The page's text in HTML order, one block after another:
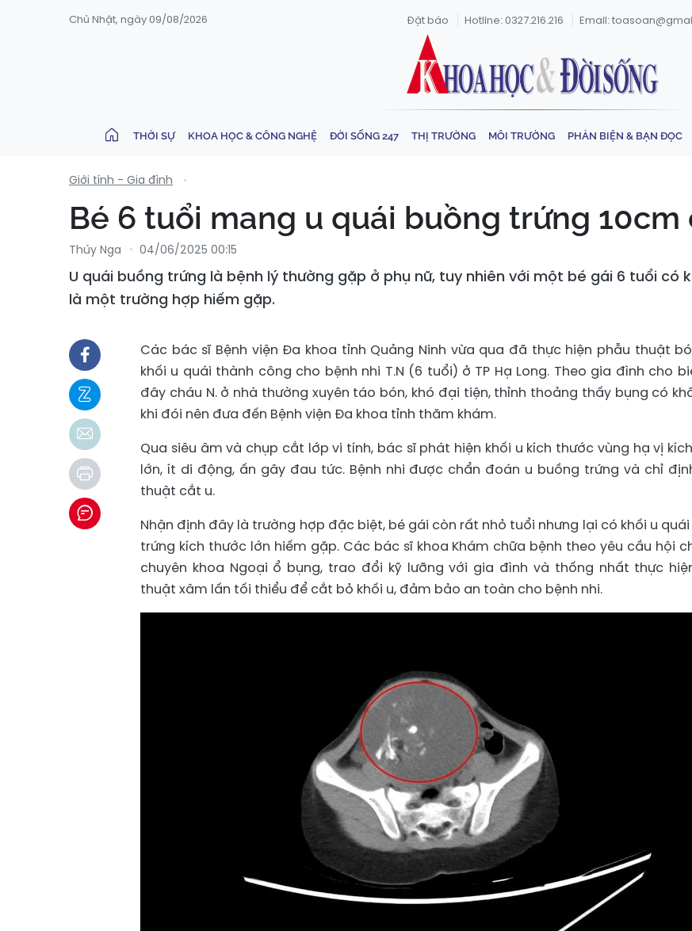
Chủ Nhật, ngày 09/08/2026 Đặt báo Hotline: 0327.216.216 Email:
THỜI SỰ KHOA HỌC & CÔNG NGHỆ ĐỜI SỐNG 247 THỊ TRƯỜNG MÔI TRƯỜNG PHẢN BIỆN & BẠN ĐỌC
Giới tính - Gia đình
Bé 6 tuổi mang u quái buồng trứng
Thúy Nga 04/06/2025 00:15
U quái buồng trứng là bệnh lý thường gặp ở phụ nữ, tuy nhiên với một bé gái 6 tuổi có
là một trường hợp hiếm gặp.
Các bác sĩ Bệnh viện Đa khoa tỉnh Quảng Ninh vừa qua đã thực hiện phẫu thuật
khối u quái thành công cho bệnh nhi T.N (6 tuổi) ở TP Hạ Long. Theo gia đình cho
đây cháu N. ở nhà thường xuyên táo bón, khó đại tiện, thỉnh thoảng thấy bụng có
khi đói nên đưa đến Bệnh viện Đa khoa tỉnh thăm khám.
Qua siêu âm và chụp cắt lớp vi tính, bác sĩ phát hiện khối u kích thước vùng hạ vị
lớn, ít di động, ấn gây đau tức. Bệnh nhi được chẩn đoán u buồng trứng và chỉ
thuật cắt u.
Nhận định đây là trường hợp đặc biệt, bé gái còn rất nhỏ tuổi nhưng lại có khối u
trứng kích thước lớn hiếm gặp. Các bác sĩ khoa Khám chữa bệnh theo yêu cầu hội
chuyên khoa Ngoại ổ bụng, trao đổi kỹ lưỡng với gia đình và thống nhất thực
thuật xâm lấn tối thiểu để cắt bỏ khối u, đảm bảo an toàn cho bệnh nhi.